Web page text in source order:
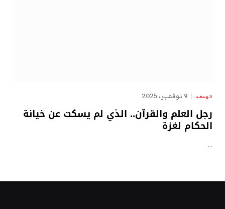
الهدهد 9 نوفمبر، 2025
رجل العلم والقرآن.. الذي لم يسكت عن خيانة
الحكام لغزة
…